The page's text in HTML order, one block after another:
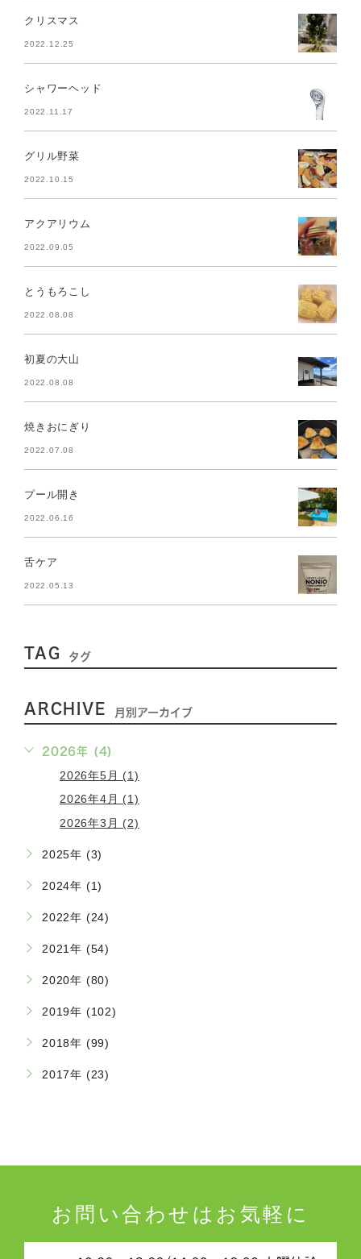
クリスマス
2022.12.25
シャワーヘッド
2022.11.17
グリル野菜
2022.10.15
アクアリウム
2022.09.05
とうもろこし
2022.08.08
初夏の大山
2022.08.08
焼きおにぎり
2022.07.08
プール開き
2022.06.16
舌ケア
2022.05.13
TAG タグ
ARCHIVE 月別アーカイブ
2026年 (4)
2026年5月 (1)
2026年4月 (1)
2026年3月 (2)
2025年 (3)
2024年 (1)
2022年 (24)
2021年 (54)
2020年 (80)
2019年 (102)
2018年 (99)
2017年 (23)
お問い合わせはお気軽に